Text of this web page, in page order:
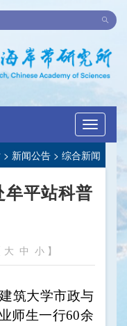
Toggle
> 新闻公告 > 综合新闻
牟平站科普
大 中 小 】
筑大学市政与
师生一行60余